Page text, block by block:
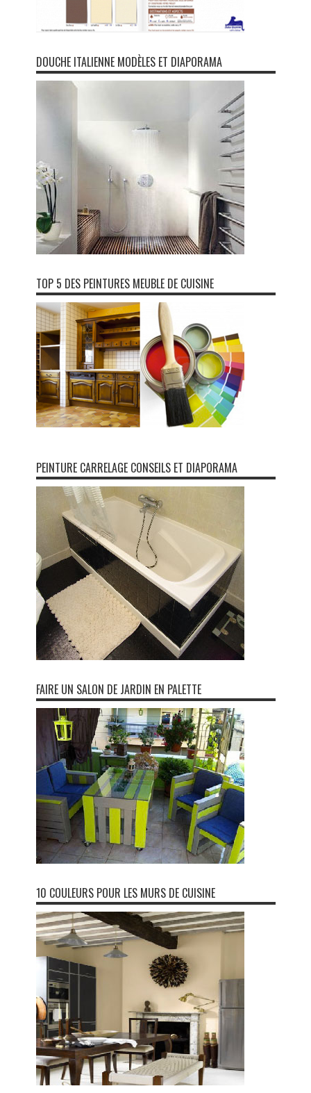
DOUCHE ITALIENNE MODÈLES ET DIAPORAMA
TOP 5 DES PEINTURES MEUBLE DE CUISINE
PEINTURE CARRELAGE CONSEILS ET DIAPORAMA
FAIRE UN SALON DE JARDIN EN PALETTE
10 COULEURS POUR LES MURS DE CUISINE